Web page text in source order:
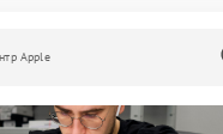
Apple